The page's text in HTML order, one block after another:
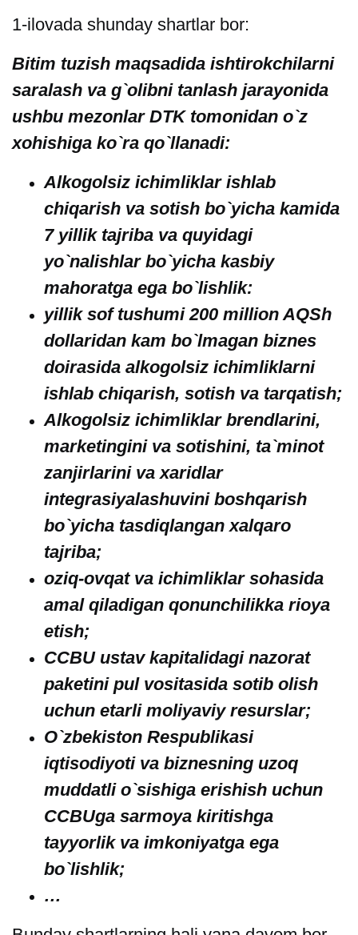
1-ilovada shunday shartlar bor:
Bitim tuzish maqsadida ishtirokchilarni
saralash va g`olibni tanlash jarayonida
ushbu mezonlar DTK tomonidan o`z
xohishiga ko`ra qo`llanadi:
Alkogolsiz ichimliklar ishlab
chiqarish va sotish bo`yicha kamida
7 yillik tajriba va quyidagi
yo`nalishlar bo`yicha kasbiy
mahoratga ega bo`lishlik:
yillik sof tushumi 200 million AQSh
dollaridan kam bo`lmagan biznes
doirasida alkogolsiz ichimliklarni
ishlab chiqarish, sotish va tarqatish;
Alkogolsiz ichimliklar brendlarini,
marketingini va sotishini, ta`minot
zanjirlarini va xaridlar
integrasiyalashuvini boshqarish
bo`yicha tasdiqlangan xalqaro
tajriba;
oziq-ovqat va ichimliklar sohasida
amal qiladigan qonunchilikka rioya
etish;
CCBU ustav kapitalidagi nazorat
paketini pul vositasida sotib olish
uchun etarli moliyaviy resurslar;
O`zbekiston Respublikasi
iqtisodiyoti va biznesning uzoq
muddatli o`sishiga erishish uchun
CCBUga sarmoya kiritishga
tayyorlik va imkoniyatga ega
bo`lishlik;
…